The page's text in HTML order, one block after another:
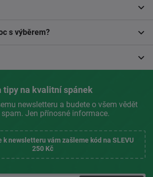
s výběrem?
tipy na kvalitní spánek
newsletteru a budete o všem vědět
Jen přínosné informace.
k newsletteru vám zašleme kód na SLEVU
250 Kč